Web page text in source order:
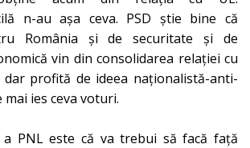
n-au așa ceva. PSD știe bine că
România și de securitate și de
vin din consolidarea relației cu
dar profită de ideea naționalistă-anti-
mai ies ceva voturi.
a PNL este că va trebui să facă față